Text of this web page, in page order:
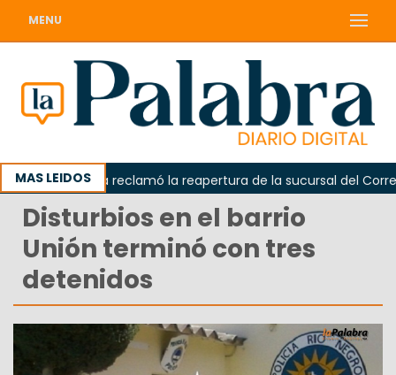
MENU
MAS LEIDOS
Odarda reclamó la reapertura de la sucursal del Correo
Disturbios en el barrio
Unión terminó con tres
detenidos